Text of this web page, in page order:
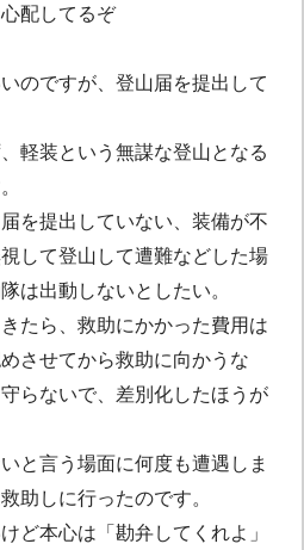
配してるぞ
のですが、登山届を提出して
軽装という無謀な登山となる
を提出していない、装備が不
して登山して遭難などした場
は出動しないとしたい。
たら、救助にかかった費用は
させてから救助に向かうな
らないで、差別化したほうが
と言う場面に何度も遭遇しま
助しに行ったのです。
ど本心は「勘弁してくれよ」